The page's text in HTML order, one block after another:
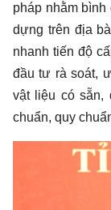
pháp nhằm
dựng trên địa
nhanh tiến độ
đầu tư rà soát,
vật liệu có sẵn,
chuẩn, quy